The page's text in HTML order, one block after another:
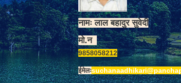
नामः लाल बहादुर सुवेदी
मो.न
9858058212
ईमेलः